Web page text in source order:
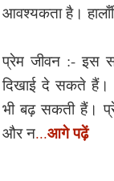
आवश्यकता है।
प्रेम जीवन :- इस
दिखाई दे सकते हैं।
भी बढ़ सकती हैं।
और न...आगे पढ़ें